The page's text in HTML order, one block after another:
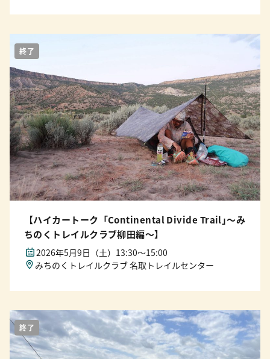
終了
【ハイカートーク「Continental Divide Trail｣〜み
ちのくトレイルクラブ柳田編〜】
2026年5月9日（土）13:30〜15:00
みちのくトレイルクラブ 名取トレイルセンター
終了